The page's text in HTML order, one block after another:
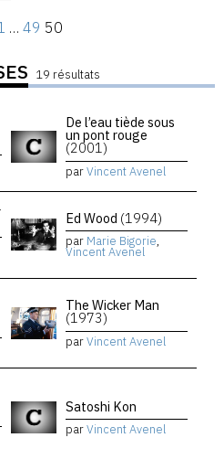
… 49 50
19 résultats
De l’eau tiède sous
un pont rouge
(2001)
parVincent Avenel
Ed Wood (1994)
par Marie Bigorie,
Vincent Avenel
The Wicker Man
(1973)
parVincent Avenel
Satoshi Kon
parVincent Avenel